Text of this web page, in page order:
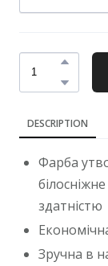
DESCRIPTION
Фарба
здатністю
Зручна в